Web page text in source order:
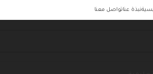
نبذة عناتواصل معنا